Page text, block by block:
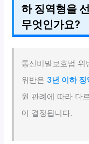
하 징역형을
무엇인가요?
통신비밀보호법
위반은 3년 이하 징
원 판례에 따라 다
이 결정됩니다.